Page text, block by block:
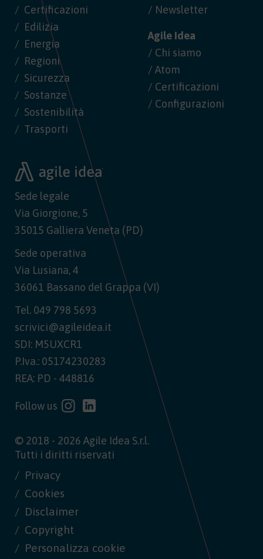
Certificazioni
Edilizia
Energia
Regioni
Sicurezza
Sostanze
Sostenibilità
Trasporti
/ Newsletter
Agile Idea
/ Chi siamo
/ Atom
/ Certificazioni
/ Configurazioni
Sede legale
Via Giorgione, 5
35015 Galliera Veneta (PD)
Sede operativa
Via Lusiana, 4
36061 Bassano del Grappa (VI)
Tel. 049 798 5693
scrivici@agileidea.it
SDI: M5UXCR1
P.Iva.: 05174230283
REA: PD - 448816
Follow us
© 2018 - 2026 Agile Idea S.r.l.
Tutti i diritti riservati
Privacy
Cookies
Disclaimer
Copyright
Personalizza cookie